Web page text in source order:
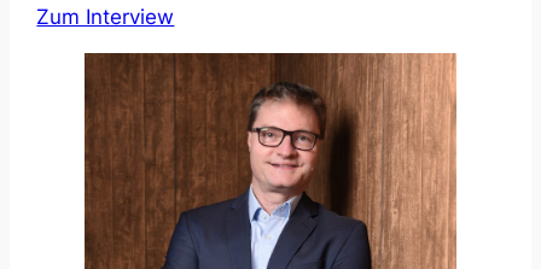
Zum Interview